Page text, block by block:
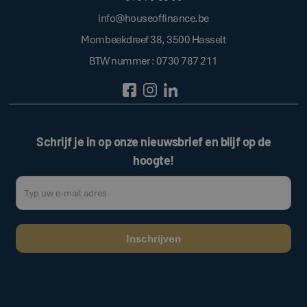
info@houseoffinance.be
Mombeekdreef 38, 3500 Hasselt
BTW nummer : 0730 787 211
Schrijf je in op onze nieuwsbrief en blijf op de
hoogte!